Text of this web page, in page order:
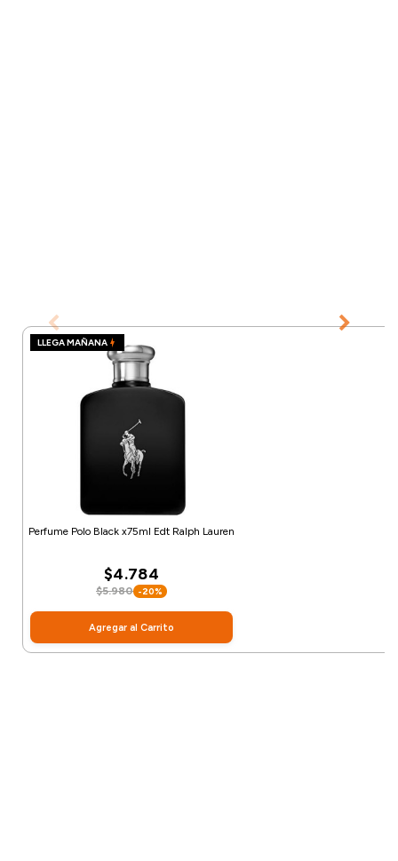
LLEGA MAÑANA
Perfume Polo Black x75ml Edt Ralph Lauren
$4.784
$5.980 -20%
Agregar al Carrito